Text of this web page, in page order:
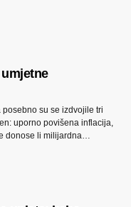
su se izdvojile tri
uporno povišena inflacija,
donose li milijardna
centralna banka